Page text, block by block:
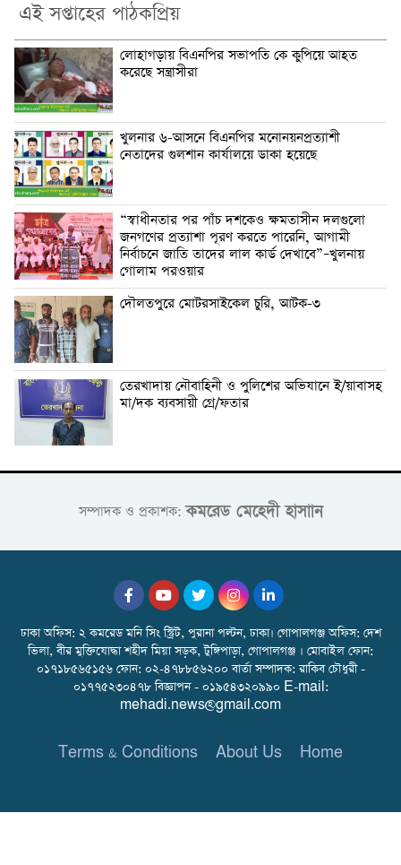
এই সপ্তাহের পাঠকপ্রিয়
লোহাগড়ায় বিএনপির সভাপতি কে কুপিয়ে আহত
করেছে সন্ত্রাসীরা
খুলনার ৬-আসনে বিএনপির মনোনয়নপ্রত্যাশী
নেতাদের গুলশান কার্যালয়ে ডাকা হয়েছে
“স্বাধীনতার পর পাঁচ দশকেও ক্ষমতাসীন দলগুলো
জনগণের প্রত্যাশা পূরণ করতে পারেনি, আগামী
নির্বাচনে জাতি তাদের লাল কার্ড দেখাবে”–খুলনায়
গোলাম পরওয়ার
দৌলতপুরে মোটরসাইকেল চুরি, আটক-৩
তেরখাদায় নৌবাহিনী ও পুলিশের অভিযানে ই/য়াবাসহ
মা/দক ব্যবসায়ী গ্রে/ফতার
সম্পাদক ও প্রকাশক:কমরেড মেহেদী হাসাান
ঢাকা অফিস: ২ কমরেড মনি সিং স্ট্রিট, পুরানা পল্টন, ঢাকা। গোপালগঞ্জ অফিস: দেশ
ভিলা, বীর মুক্তিযোদ্ধা শহীদ মিয়া সড়ক, টুঙ্গিপাড়া, গোপালগঞ্জ । মোবাইল ফোন:
০১৭১৮৫৬৫১৫৬ ফোন: ০২-৪৭৮৮৫৬২০০ বার্তা সম্পাদক: রাকিব চৌধুরী -
০১৭৭৫২৩০৪৭৮ বিজ্ঞাপন - ০১৯৫৪৩২০৯৯০ E-mail:
mehadi.news@gmail.com
Terms & Conditions About Us Home